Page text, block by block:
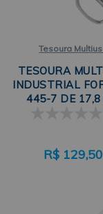
Tesoura
TESOURA
INDUSTRIAL
445-7 DE 17,8
R$ 129,50